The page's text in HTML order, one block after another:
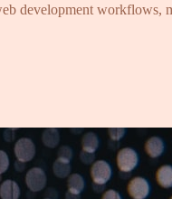
development workflows,